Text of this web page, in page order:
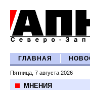
ГЛАВНАЯ
Пятница, 7 августа 2026
МНЕНИЯ